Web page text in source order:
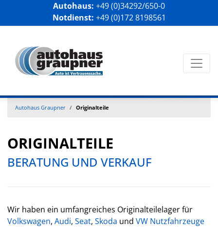
Autohaus: +49 (0)34292/650-0
Notdienst: +49 (0)172 8198561
Autohaus Graupner Originalteile
ORIGINALTEILE
BERATUNG UND VERKAUF
Wir haben ein umfangreiches Originalteilelager für
Volkswagen, Audi, Seat, Skoda und VW Nutzfahrzeuge